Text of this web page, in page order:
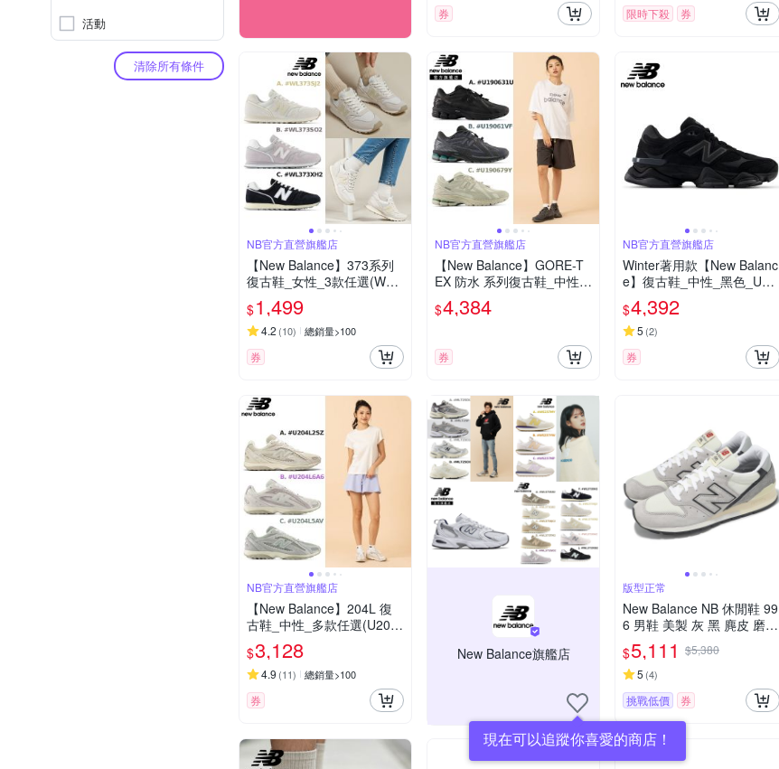
活動
清除所有條件
券 限時下殺 券
NB官方直營旗艦店
【New Balance】373系列
復古鞋_女性_3款任選(WL3
73SJ2/WL373SO2/WL373
XH2)(Y購/網路獨家款)
$1,499
4.2 (10) 總銷量>100
券
NB官方直營旗艦店
【New Balance】GORE-T
EX 防水 系列復古鞋_中性_
3款任選(U190631U/U1906
1VF/U190679Y)
$4,384
券
NB官方直營旗艦店
Winter著用款【New Balanc
e】復古鞋_中性_黑色_U90
60ZGE-D楦
$4,392
5 (2)
券
NB官方直營旗艦店
【New Balance】204L 復
古鞋_中性_多款任選(U204
L2SZ/6A6/5AV/8OV/3K9/7A
M/273)
$3,128
4.9 (11) 總銷量>100
券
New Balance旗艦店
現在可以追蹤你喜愛的商店！
版型正常
New Balance NB 休閒鞋 99
6 男鞋 美製 灰 黑 麂皮 磨砂
革 拼接 復古 NB U996TG-D
$5,111 $5,380
5 (4)
挑戰低價 券